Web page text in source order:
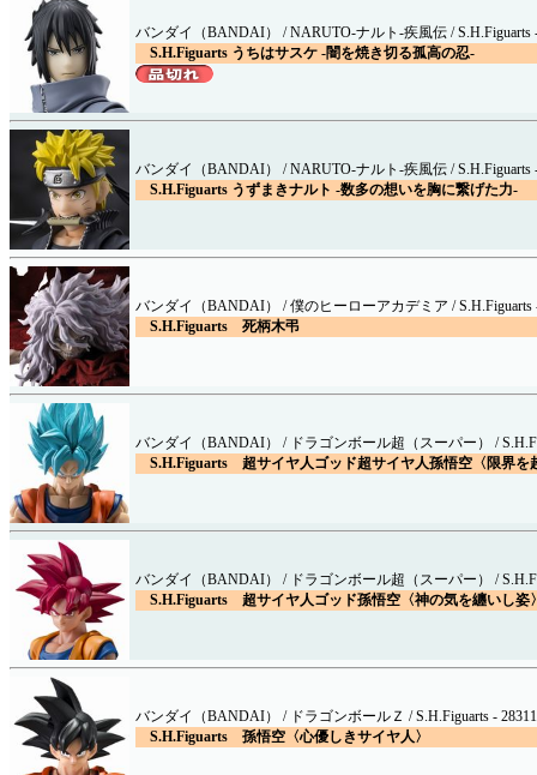
バンダイ（BANDAI） / NARUTO-ナルト-疾風伝 / S.H.Figuarts
S.H.Figuarts うちはサスケ -闇を焼き切る孤高の忍-
バンダイ（BANDAI） / NARUTO-ナルト-疾風伝 / S.H.Figuarts
S.H.Figuarts うずまきナルト -数多の想いを胸に繋げた力-
バンダイ（BANDAI） / 僕のヒーローアカデミア / S.H.Figuarts
S.H.Figuarts 死柄木弔
バンダイ（BANDAI） / ドラゴンボール超（スーパー） /
S.H.Figuarts 超サイヤ人ゴッド超サイヤ人孫悟空〈限界を
バンダイ（BANDAI） / ドラゴンボール超（スーパー） /
S.H.Figuarts 超サイヤ人ゴッド孫悟空〈神の気を纏いし姿
バンダイ（BANDAI） / ドラゴンボールＺ / S.H.Figuarts -
S.H.Figuarts 孫悟空〈心優しきサイヤ人〉